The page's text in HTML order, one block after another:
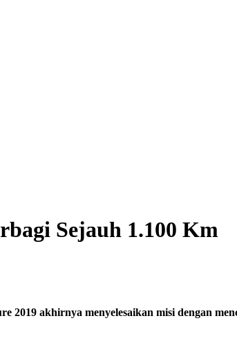
Sejauh 1.100 Km
akhirnya menyelesaikan misi dengan